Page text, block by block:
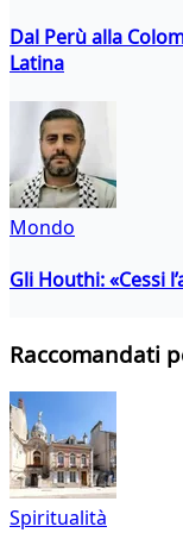
Dal Perù alla
Latina
Mondo
Gli Houthi: «Cessi
Raccomandati
Spiritualità